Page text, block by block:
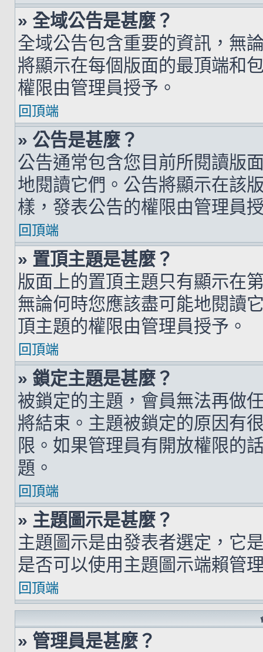
» 全域公告是甚麼？
全域公告包含重要的資訊，無
將顯示在每個版面的最頂端和
權限由管理員授予。
回頂端
» 公告是甚麼？
公告通常包含您目前所閱讀版
地閱讀它們。公告將顯示在該
樣，發表公告的權限由管理員
回頂端
» 置頂主題是甚麼？
版面上的置頂主題只有顯示在
無論何時您應該盡可能地閱讀
頂主題的權限由管理員授予。
回頂端
» 鎖定主題是甚麼？
被鎖定的主題，會員無法再做
將結束。主題被鎖定的原因有
限。如果管理員有開放權限的
題。
回頂端
» 主題圖示是甚麼？
主題圖示是由發表者選定，它
是否可以使用主題圖示端賴管
回頂端
» 管理員是甚麼？